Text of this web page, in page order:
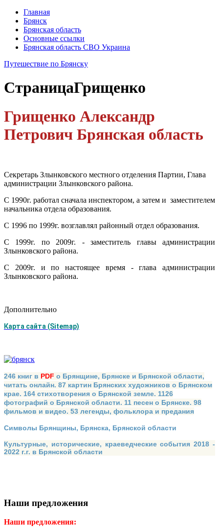
Главная
Брянск
Брянская область
Основные ссылки
Брянская область СВО Украина
Путешествие по Брянску
СтраницаГрищенко
Грищенко Александр
Петрович Брянская область
Секретарь Злынковского местного отделения Партии, Глава
администрации Злынковского района.
С 1990г. работал сначала инспектором, а затем и заместителем
начальника отдела образования.
С 1996 по 1999г. возглавлял районный отдел образования.
С 1999г. по 2009г. - заместитель главы администрации
Злынковского района.
С 2009г. и по настоящее время - глава администрации
Злынковского района.
Дополнительно
Карта сайта (Sitemap)
246 книг в PDF о Брянщине, Брянске и Брянской области,
читать онлайн. 87 картин Брянских художников о Брянском
крае. 164 стихотворения о Брянской земле. 1126
фотографий о Брянской области. 11 песен о Брянске. 98
фильмов и видео. 53 легенды, фольклора и предания
Символы Брянщины, Брянска, Брянской области
Культурные, исторические, краеведческие события 2018 -
2022 г.г. в Брянской области
Наши предложения
Наши предложения: